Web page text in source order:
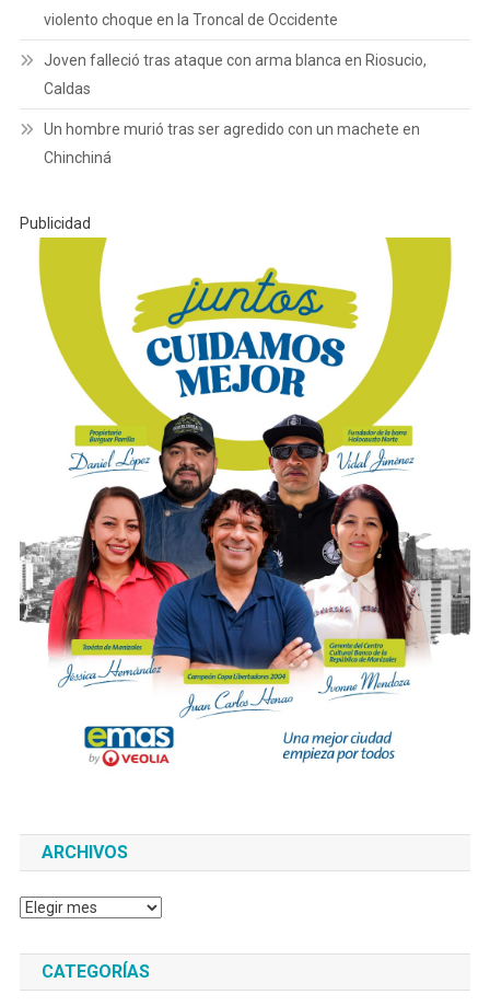
violento choque en la Troncal de Occidente
Joven falleció tras ataque con arma blanca en Riosucio,
Caldas
Un hombre murió tras ser agredido con un machete en
Chinchiná
Publicidad
ARCHIVOS
Archivos
CATEGORÍAS